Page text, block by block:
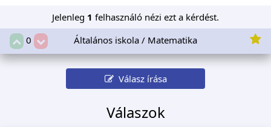
Jelenleg 1 felhasználó nézi ezt a kérdést.
0
Általános iskola / Matematika
Válasz írása
Válaszok